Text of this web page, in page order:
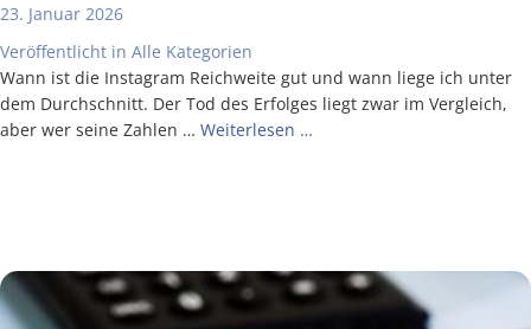
23. Januar 2026
Veröffentlicht in Alle Kategorien
Wann ist die Insta­gram Reich­wei­te gut und wann lie­ge ich unter
dem Durch­schnitt. Der Tod des Erfol­ges liegt zwar im Ver­gleich,
aber wer sei­ne Zah­len … Wei­ter­le­sen …